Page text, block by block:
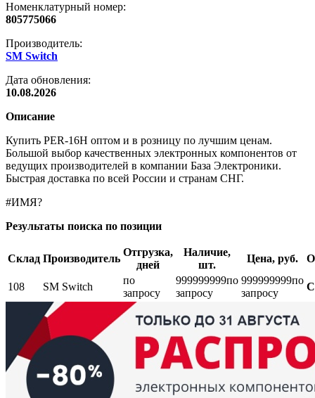
Номенклатурный номер:
805775066
Производитель:
SM Switch
Дата обновления:
10.08.2026
Описание
Купить PER-16H оптом и в розницу по лучшим ценам.
Большой выбор качественных электронных компонентов от
ведущих производителей в компании База Электроники.
Быстрая доставка по всей России и странам СНГ.
#ИМЯ?
Результаты поиска по позиции
Склад Производитель
Отгрузка,
дней
Наличие,
шт.
Цена, руб.
108 SM Switch
по
запросу
999999999по
запросу
999999999по
запросу